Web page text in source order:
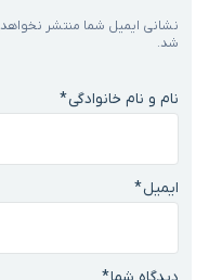
نشانی ایمیل شما منتشر نخواهد
شد.
نام و نام خانوادگی*
ایمیل*